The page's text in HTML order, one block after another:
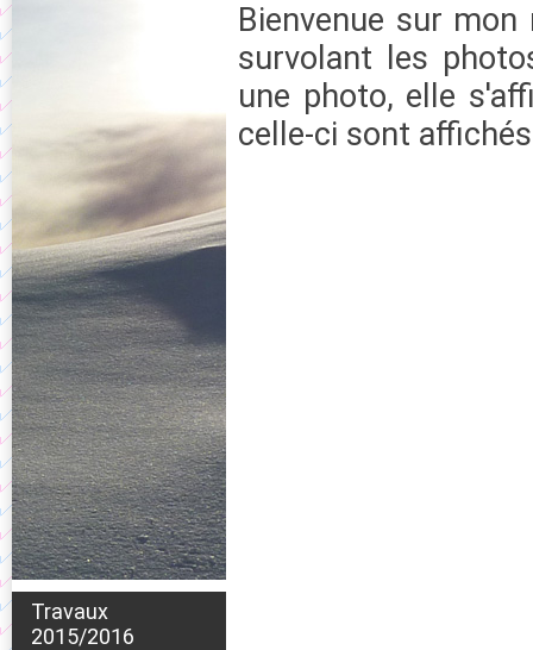
Travaux
2015/2016
Bienvenue sur
survolant les
une photo, elle
celle-ci sont